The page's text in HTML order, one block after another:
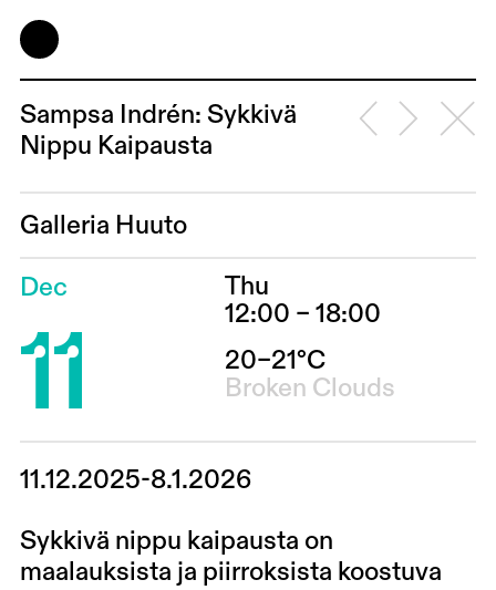
Sampsa Indrén: Sykkivä
Nippu Kaipausta
Galleria Huuto
Dec
11
Thu
12:00 – 18:00
20–21°C
Broken Clouds
11.12.2025-8.1.2026
Sykkivä nippu kaipausta on
maalauksista ja piirroksista koostuva